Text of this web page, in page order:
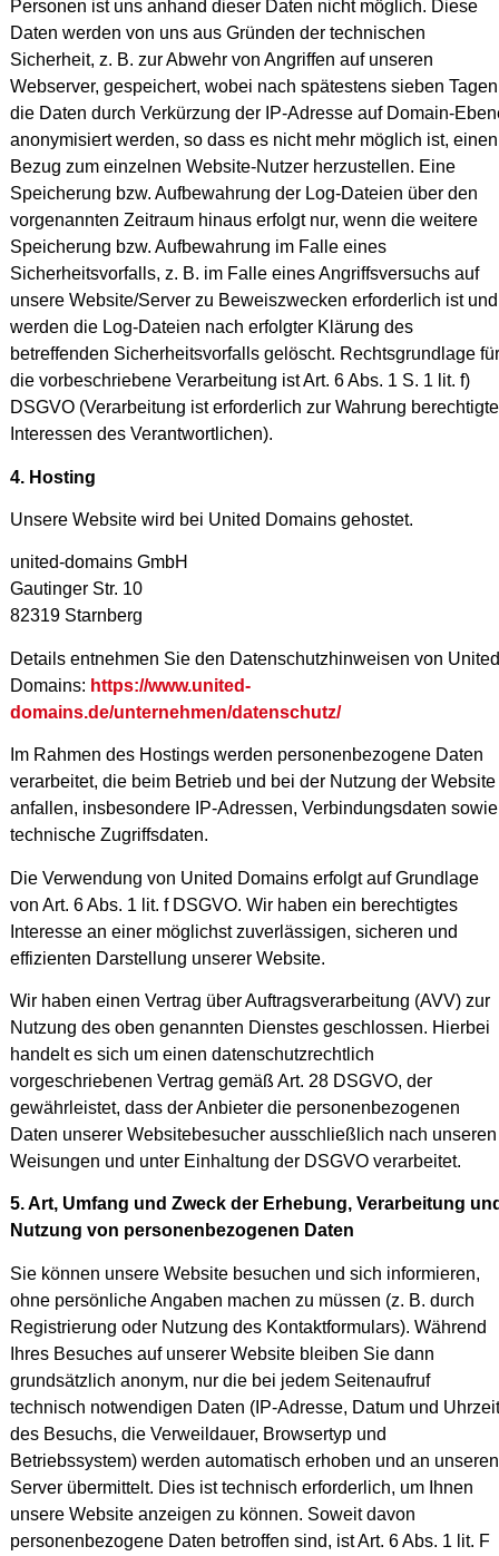
Personen ist uns anhand dieser Daten nicht möglich. Diese
Daten werden von uns aus Gründen der technischen
Sicherheit, z. B. zur Abwehr von Angriffen auf unseren
Webserver, gespeichert, wobei nach spätestens sieben Tagen
die Daten durch Verkürzung der IP-Adresse auf Domain-
anonymisiert werden, so dass es nicht mehr möglich ist, einen
Bezug zum einzelnen Website-Nutzer herzustellen. Eine
Speicherung bzw. Aufbewahrung der Log-Dateien über den
vorgenannten Zeitraum hinaus erfolgt nur, wenn die weitere
Speicherung bzw. Aufbewahrung im Falle eines
Sicherheitsvorfalls, z. B. im Falle eines Angriffsversuchs auf
unsere Website/Server zu Beweiszwecken erforderlich ist und
werden die Log-Dateien nach erfolgter Klärung des
betreffenden Sicherheitsvorfalls gelöscht. Rechtsgrundlage für
die vorbeschriebene Verarbeitung ist Art. 6 Abs. 1 S. 1 lit. f)
DSGVO (Verarbeitung ist erforderlich zur Wahrung
Interessen des Verantwortlichen).
4. Hosting
Unsere Website wird bei United Domains gehostet.
united-domains GmbH
Gautinger Str. 10
82319 Starnberg
Details entnehmen Sie den Datenschutzhinweisen von United
Domains: https://www.united-
domains.de/unternehmen/datenschutz/
Im Rahmen des Hostings werden personenbezogene Daten
verarbeitet, die beim Betrieb und bei der Nutzung der Website
anfallen, insbesondere IP-Adressen, Verbindungsdaten sowie
technische Zugriffsdaten.
Die Verwendung von United Domains erfolgt auf Grundlage
von Art. 6 Abs. 1 lit. f DSGVO. Wir haben ein berechtigtes
Interesse an einer möglichst zuverlässigen, sicheren und
effizienten Darstellung unserer Website.
Wir haben einen Vertrag über Auftragsverarbeitung (AVV) zur
Nutzung des oben genannten Dienstes geschlossen. Hierbei
handelt es sich um einen datenschutzrechtlich
vorgeschriebenen Vertrag gemäß Art. 28 DSGVO, der
gewährleistet, dass der Anbieter die personenbezogenen
Daten unserer Websitebesucher ausschließlich nach unseren
Weisungen und unter Einhaltung der DSGVO verarbeitet.
5. Art, Umfang und Zweck der Erhebung, Verarbeitung
Nutzung von personenbezogenen Daten
Sie können unsere Website besuchen und sich informieren,
ohne persönliche Angaben machen zu müssen (z. B. durch
Registrierung oder Nutzung des Kontaktformulars). Während
Ihres Besuches auf unserer Website bleiben Sie dann
grundsätzlich anonym, nur die bei jedem Seitenaufruf
technisch notwendigen Daten (IP-Adresse, Datum und Uhrzeit
des Besuchs, die Verweildauer, Browsertyp und
Betriebssystem) werden automatisch erhoben und an unseren
Server übermittelt. Dies ist technisch erforderlich, um Ihnen
unsere Website anzeigen zu können. Soweit davon
personenbezogene Daten betroffen sind, ist Art. 6 Abs. 1 lit. F